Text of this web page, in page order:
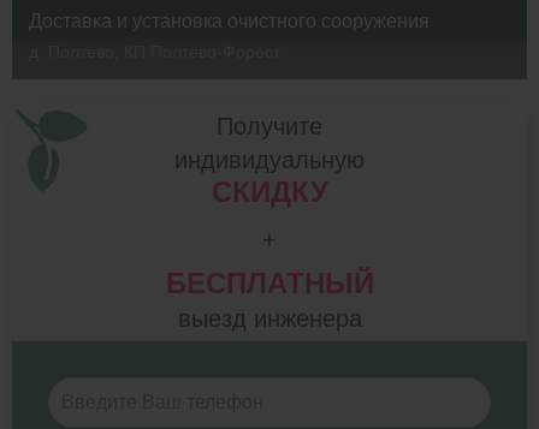
г. Ступино, СНТ Флора, д. 44
Доставка и установка очистного сооружения
Получите
индивидуальную
СКИДКУ
+
БЕСПЛАТНЫЙ
выезд инженера